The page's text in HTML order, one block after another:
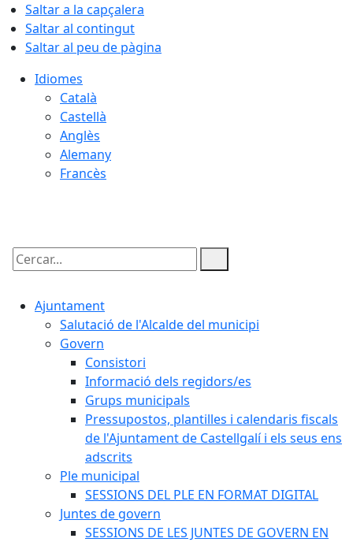
Saltar a la capçalera
Saltar al contingut
Saltar al peu de pàgina
Idiomes
Català
Castellà
Anglès
Alemany
Francès
Cercar:
Ajuntament
Salutació de l'Alcalde del municipi
Govern
Consistori
Informació dels regidors/es
Grups municipals
Pressupostos, plantilles i calendaris fiscals
de l'Ajuntament de Castellgalí i els seus ens
adscrits
Ple municipal
SESSIONS DEL PLE EN FORMAT DIGITAL
Juntes de govern
SESSIONS DE LES JUNTES DE GOVERN EN